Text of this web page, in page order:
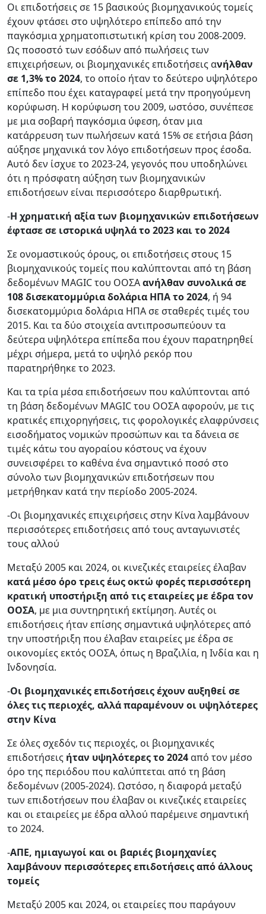
Οι επιδοτήσεις σε 15 βασικούς βιομηχανικούς τομείς
έχουν φτάσει στο υψηλότερο επίπεδο από την
παγκόσμια χρηματοπιστωτική κρίση του 2008-2009.
Ως ποσοστό των εσόδων από πωλήσεις των
επιχειρήσεων, οι βιομηχανικές επιδοτήσεις ανήλθαν
σε 1,3% το 2024, το οποίο ήταν το δεύτερο υψηλότερο
επίπεδο που έχει καταγραφεί μετά την προηγούμενη
κορύφωση. Η κορύφωση του 2009, ωστόσο, συνέπεσε
με μια σοβαρή παγκόσμια ύφεση, όταν μια
κατάρρευση των πωλήσεων κατά 15% σε ετήσια βάση
αύξησε μηχανικά τον λόγο επιδοτήσεων προς έσοδα.
Αυτό δεν ίσχυε το 2023-24, γεγονός που υποδηλώνει
ότι η πρόσφατη αύξηση των βιομηχανικών
επιδοτήσεων είναι περισσότερο διαρθρωτική.
-Η χρηματική αξία των βιομηχανικών επιδοτήσεων
έφτασε σε ιστορικά υψηλά το 2023 και το 2024
Σε ονομαστικούς όρους, οι επιδοτήσεις στους 15
βιομηχανικούς τομείς που καλύπτονται από τη βάση
δεδομένων MAGIC του ΟΟΣΑανήλθαν συνολικά σε
108 δισεκατομμύρια δολάρια ΗΠΑ το 2024, ή 94
δισεκατομμύρια δολάρια ΗΠΑ σε σταθερές τιμές του
2015. Και τα δύο στοιχεία αντιπροσωπεύουν τα
δεύτερα υψηλότερα επίπεδα που έχουν παρατηρηθεί
μέχρι σήμερα, μετά το υψηλό ρεκόρ που
παρατηρήθηκε το 2023.
Και τα τρία μέσα επιδοτήσεων που καλύπτονται από
τη βάση δεδομένων MAGIC του ΟΟΣΑ αφορούν, με τις
κρατικές επιχορηγήσεις, τις φορολογικές ελαφρύνσεις
εισοδήματος νομικών προσώπων και τα δάνεια σε
τιμές κάτω του αγοραίου κόστους να έχουν
συνεισφέρει το καθένα ένα σημαντικό ποσό στο
σύνολο των βιομηχανικών επιδοτήσεων που
μετρήθηκαν κατά την περίοδο 2005-2024.
-Οι βιομηχανικές επιχειρήσεις στην Κίνα λαμβάνουν
περισσότερες επιδοτήσεις από τους ανταγωνιστές
τους αλλού
Μεταξύ 2005 και 2024, οι κινεζικές εταιρείες έλαβαν
κατά μέσο όρο τρεις έως οκτώ φορές περισσότερη
κρατική υποστήριξη από τις εταιρείες με έδρα τον
ΟΟΣΑ, με μια συντηρητική εκτίμηση. Αυτές οι
επιδοτήσεις ήταν επίσης σημαντικά υψηλότερες από
την υποστήριξη που έλαβαν εταιρείες με έδρα σε
οικονομίες εκτός ΟΟΣΑ, όπως η Βραζιλία, η Ινδία και η
Ινδονησία.
-Οι βιομηχανικές επιδοτήσεις έχουν αυξηθεί σε
όλες τις περιοχές, αλλά παραμένουν οι υψηλότερες
στην Κίνα
Σε όλες σχεδόν τις περιοχές, οι βιομηχανικές
επιδοτήσεις ήταν υψηλότερες το 2024από τον μέσο
όρο της περιόδου που καλύπτεται από τη βάση
δεδομένων (2005-2024). Ωστόσο, η διαφορά μεταξύ
των επιδοτήσεων που έλαβαν οι κινεζικές εταιρείες
και οι εταιρείες με έδρα αλλού παρέμεινε σημαντική
το 2024.
-ΑΠΕ, ημιαγωγοί και οι βαριές βιομηχανίες
λαμβάνουν περισσότερες επιδοτήσεις από άλλους
τομείς
Μεταξύ 2005 και 2024, οι εταιρείες που παράγουν